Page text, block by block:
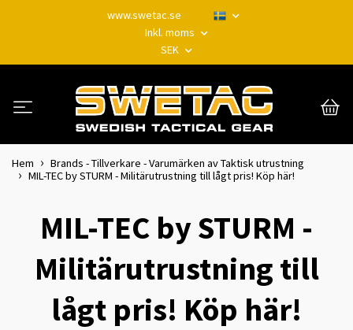
www.swetac.se
Inkl. moms
SEK
Hem
Brands - Tillverkare - Varumärken av Taktisk utrustning
MIL-TEC by STURM - Militärutrustning till lågt pris! Köp här!
MIL-TEC by STURM -
Militärutrustning till
lågt pris! Köp här!